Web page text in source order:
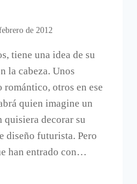
de 2012
tiene una idea de su
la cabeza. Unos
romántico, otros en ese
quien imagine un
quisiera decorar su
diseño futurista. Pero
han entrado con…